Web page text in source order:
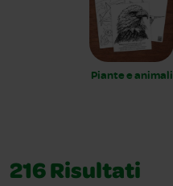
Piante e animali
216 Risultati